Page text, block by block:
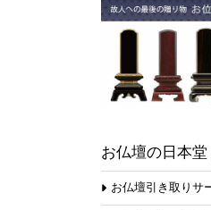
お仏壇の日本
お仏壇引き取りサ